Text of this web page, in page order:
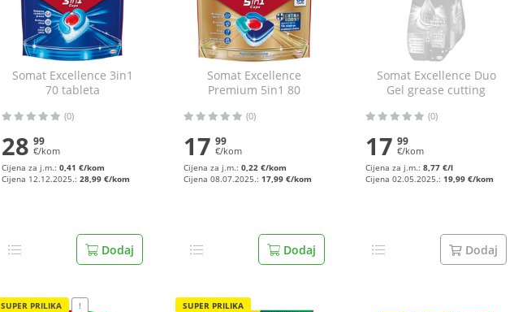
Somat Excellence 3in1
70 tableta
(0)
28 99
€/kom
Cijena za j.m.: 0,41 €/kom
Cijena 12.12.2025.: 28,99 €/kom
Dodaj
Somat Excellence
Premium 5in1 80
(0)
17 99
€/kom
Cijena za j.m.: 0,22 €/kom
Cijena 08.07.2025.: 17,99 €/kom
Dodaj
Somat Excellence Duo
Gel grease cutting
(0)
17 99
€/kom
Cijena za j.m.: 8,77 €/l
Cijena 02.05.2025.: 19,99 €/kom
Dodaj
SUPER PRILIKA ! SUPER PRILIKA